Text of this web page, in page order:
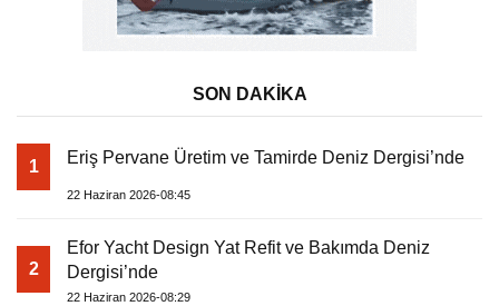
SON DAKİKA
1 Eriş Pervane Üretim ve Tamirde Deniz Dergisi’nde
22 Haziran 2026-08:45
2
Efor Yacht Design Yat Refit ve Bakımda Deniz
Dergisi’nde
22 Haziran 2026-08:29